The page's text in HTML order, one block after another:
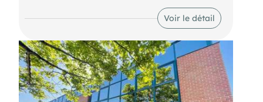
aménagés et climatisés. Les bureaux du rez-de-
chaussée disposent d'une entrée privative.
RER Torcy (A) Autoroute A104; A4 Bus SNCF Gare
de Vaires - Torcy SNCF Gare de Lagny - Thorigny
SNCF Gare TGV Chessy Marne la Vallée Ouigo
Chessy Marne la Vallée Eurostar Chessy Marne la
Vallée Aéroport Roissy CDG (38km) Aéroport Orly
(30km)
Voir le détail